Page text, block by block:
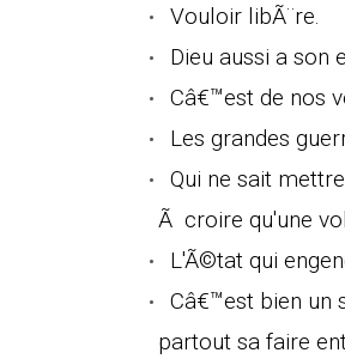
Vouloir libÃ¨re.
Dieu aussi a son
Câ€™est de nos
Les grandes
Qui ne sait
Ã croire qu'une
L'Ã©tat qui
Câ€™est bien un
partout sa faire